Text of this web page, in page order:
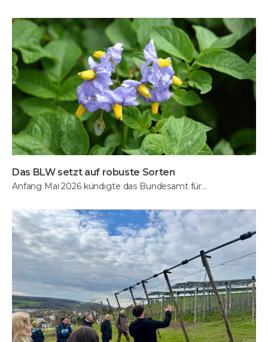
Das BLW setzt auf robuste Sorten
Anfang Mai 2026 kündigte das Bundesamt für…